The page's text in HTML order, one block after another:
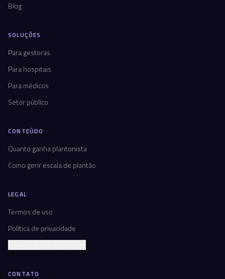
Blog
SOLUÇÕES
Para gestoras
Para hospitais
Para médicos
Setor público
CONTEÚDO
Quanto ganha plantonista
Como gerir escala de plantão
LEGAL
Termos de uso
Política de privacidade
CONTATO